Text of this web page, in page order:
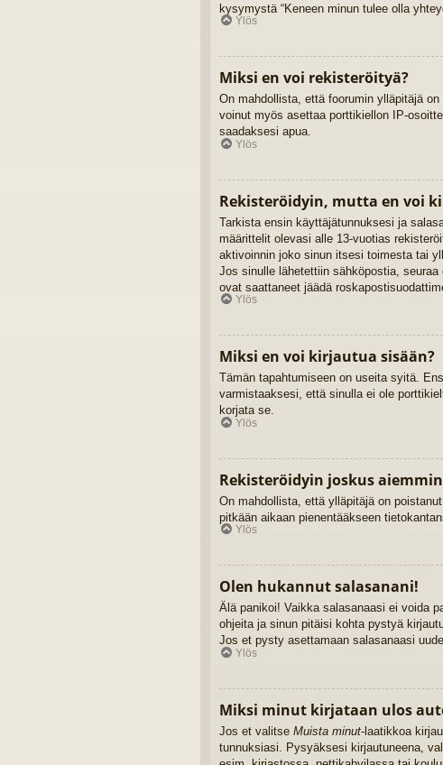
kysymystä “Keneen minun tulee olla
Ylös
Miksi en voi rekisteröityä?
On mahdollista, että foorumin ylläpitäjä
voinut myös asettaa porttikiellon IP-
saadaksesi apua.
Ylös
Rekisteröidyin, mutta en voi
Tarkista ensin käyttäjätunnuksesi ja
määrittelit olevasi alle 13-vuotias
aktivoinnin joko sinun itsesi toimesta tai
Jos sinulle lähetettiin sähköpostia,
ovat saattaneet jäädä
Ylös
Miksi en voi kirjautua sisään?
Tämän tapahtumiseen on useita syitä.
varmistaaksesi, että sinulla ei ole
korjata se.
Ylös
Rekisteröidyin joskus
On mahdollista, että ylläpitäjä on
pitkään aikaan pienentääkseen
Ylös
Olen hukannut salasanani!
Älä panikoi! Vaikka salasanaasi ei voida
ohjeita ja sinun pitäisi kohta pystyä
Jos et pysty asettamaan salasanaasi
Ylös
Miksi minut kirjataan ulos
Jos et valitse Muista minut-laatikkoa
tunnuksiasi. Pysyäksesi kirjautuneena,